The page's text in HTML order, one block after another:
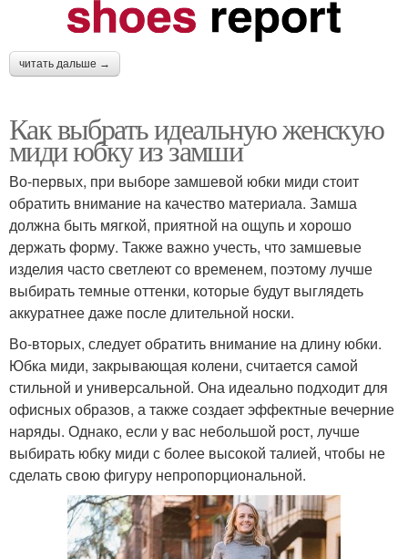
читать дальше →
Как выбрать идеальную женскую
миди юбку из замши
Во-первых, при выборе замшевой юбки миди стоит
обратить внимание на качество материала. Замша
должна быть мягкой, приятной на ощупь и хорошо
держать форму. Также важно учесть, что замшевые
изделия часто светлеют со временем, поэтому лучше
выбирать темные оттенки, которые будут выглядеть
аккуратнее даже после длительной носки.
Во-вторых, следует обратить внимание на длину юбки.
Юбка миди, закрывающая колени, считается самой
стильной и универсальной. Она идеально подходит для
офисных образов, а также создает эффектные вечерние
наряды. Однако, если у вас небольшой рост, лучше
выбирать юбку миди с более высокой талией, чтобы не
сделать свою фигуру непропорциональной.